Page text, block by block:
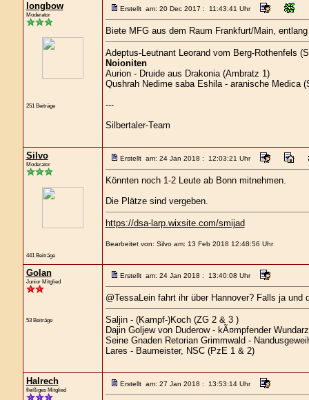
longbow
Moderator
251 Beiträge
Erstellt am: 20 Dec 2017 : 11:43:41 Uhr
Biete MFG aus dem Raum Frankfurt/Main,
Adeptus-Leutnant Leorand vom Berg-Rothenfels
Noioniten
Aurion - Druide aus Drakonia (Ambratz 1)
Qushrah Nedime saba Eshila - aranische Medica
---
Silbertaler-Team
Silvo
Moderator
441 Beiträge
Erstellt am: 24 Jan 2018 : 12:03:21 Uhr
Könnten noch 1-2 Leute ab Bonn mitnehmen.
Die Plätze sind vergeben.
https://dsa-larp.wixsite.com/smijad
Bearbeitet von: Silvo am: 13 Feb 2018 12:48:56 Uhr
Golan
Junior Mitglied
53 Beiträge
Erstellt am: 24 Jan 2018 : 13:40:08 Uhr
@TessaLein fahrt ihr über Hannover? Falls ja
Saljin - (Kampf-)Koch (ZG 2 & 3 )
Dajin Goljew von Duderow - kÃ¤mpfender
Seine Gnaden Retorian Grimmwald -
Lares - Baumeister, NSC (PzE 1 & 2)
Halrech
fleißiges Mitglied
Erstellt am: 27 Jan 2018 : 13:53:14 Uhr